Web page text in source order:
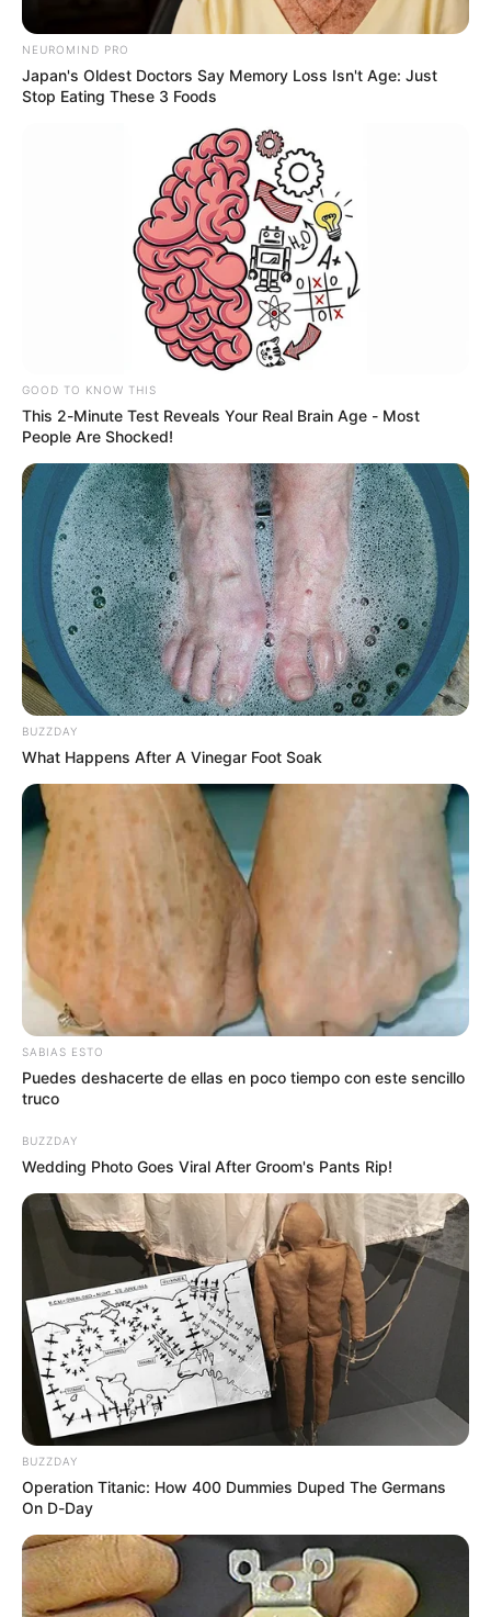
¡Se ponen calidosos con las Iglesias!
Malambo hace inversión histórica de
140 millones de pesos para sus
fiestas patronales
FIESTAS
A bailar en Puerto
inicio del Festival Nacional
FIESTAS PATRONALES
Dos adolescentes
capturados por el ataque a
joven periodista en el
Carmen de Bolívar
PERIODISTA
atacado con arma blanca
Carmen de Bolívar
Fiestas de la Virgen del
Carmen en Cartagena:
conozca la agenda para
este 16 de julio
Boquilla 2025
NOTICIAS CARTAGENA
Se metieron las Fiestas
Patronales de Bayunca:
conoce la agenda
completa del 12 al 14 de
junio
Empezaron las fiestas
desde hoy sueltan los
toros en la corraleja
NEUROMIND PRO
Japan's Oldest Doctors Say Memory Loss Isn't Age: Just
Stop Eating These 3 Foods
GOOD TO KNOW THIS
This 2-Minute Test Reveals Your Real Brain Age - Most
People Are Shocked!
BUZZDAY
What Happens After A Vinegar Foot Soak
SABIAS ESTO
Puedes deshacerte de ellas en poco tiempo con este sencillo
truco
BUZZDAY
Wedding Photo Goes Viral After Groom's Pants Rip!
BUZZDAY
Operation Titanic: How 400 Dummies Duped The Germans
On D-Day